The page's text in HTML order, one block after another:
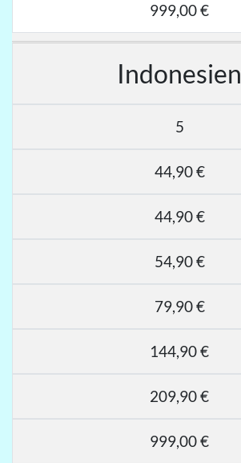
999,00 €
Indonesien
5
44,90 €
44,90 €
54,90 €
79,90 €
144,90 €
209,90 €
999,00 €